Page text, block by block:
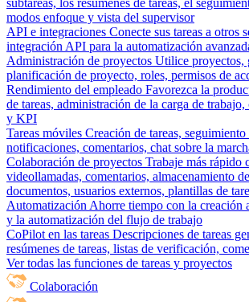
subtareas, los resúmenes de tareas, el
modos enfoque y vista del supervisor
API e integraciones Conecte sus tareas a otros
integración API para la automatización
Administración de proyectos Utilice proyectos,
planificación de proyecto, roles, permisos de
Rendimiento del empleado Favorezca la
de tareas, administración de la carga de
y KPI
Tareas móviles Creación de tareas, seguimiento
notificaciones, comentarios, chat sobre la
Colaboración de proyectos Trabaje más rápido
videollamadas, comentarios, almacenamiento
documentos, usuarios externos, plantillas de
Automatización Ahorre tiempo con la creación
y la automatización del flujo de trabajo
CoPilot en las tareas Descripciones de tareas
resúmenes de tareas, listas de verificación,
Ver todas las funciones de tareas y proyectos
Colaboración